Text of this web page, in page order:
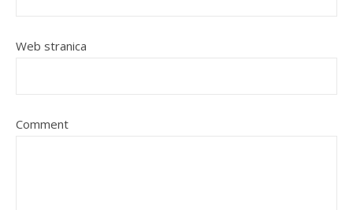
Web stranica
Comment